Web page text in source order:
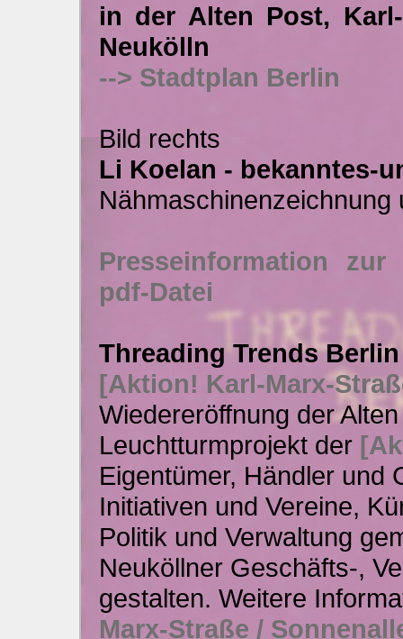
in der Alten Post,
Neukölln
--> Stadtplan Berlin
Bild rechts
Li Koelan - bekanntes-
Presseinformation
pdf-Datei
Threading Trends Berlin
[Aktion! Karl-Marx-
Wiedereröffnung der
Leuchtturmprojekt der
Eigentümer, Händler und
Initiativen und Vereine,
Politik und Verwaltung
Neuköllner Geschäfts-,
gestalten. Weitere
Marx-Straße /